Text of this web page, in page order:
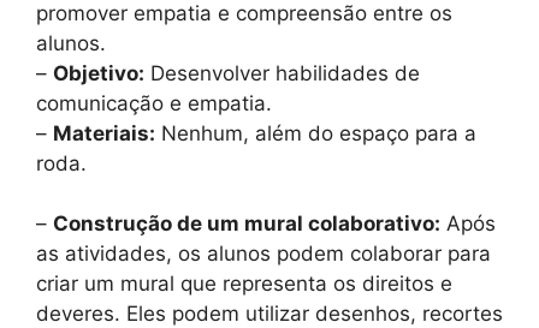
promover empatia e compreensão entre os
alunos.
– Objetivo: Desenvolver habilidades de
comunicação e empatia.
– Materiais: Nenhum, além do espaço para a
roda.
– Construção de um mural colaborativo: Após
as atividades, os alunos podem colaborar para
criar um mural que representa os direitos e
deveres. Eles podem utilizar desenhos, recortes